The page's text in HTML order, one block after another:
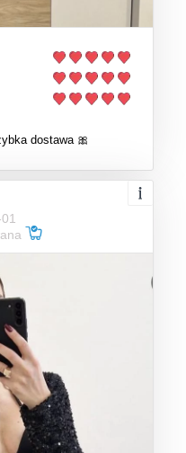
dostawa 🎀